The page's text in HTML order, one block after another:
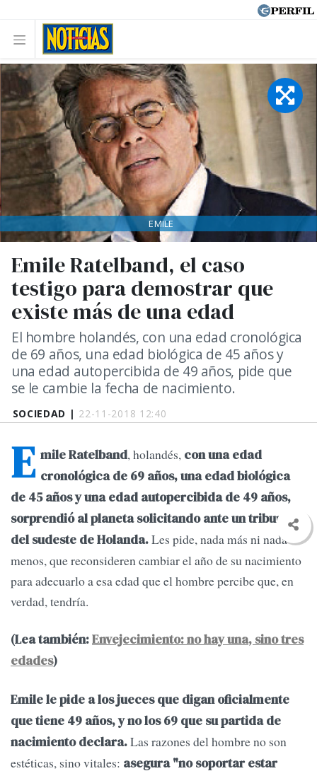
SOCIEDAD | 22-11-2018 12:40
Emile Ratelband, el caso
testigo para demostrar que
existe más de una edad
El hombre holandés, con una edad cronológica
de 69 años, una edad biológica de 45 años y
una edad autopercibida de 49 años, pide que
se le cambie la fecha de nacimiento.
EMILE
E mile Ratelband, holandés, con una edad
cronológica de 69 años, una edad biológica
de 45 años y una edad autopercibida de 49 años,
sorprendió al planeta solicitando ante un tribunal
del sudeste de Holanda.Les pide, nada más ni nada
menos, que reconsideren cambiar el año de su nacimiento
para adecuarlo a esa edad que el hombre percibe que, en
verdad, tendría.
(Lea también:Envejecimiento: no hay una, sino tres
edades)
Emile le pide a los jueces que digan oficialmente
que tiene 49 años, y no los 69 que su partida de
nacimiento declara.Las razones del hombre no son
estéticas, sino vitales: asegura "no soportar estar